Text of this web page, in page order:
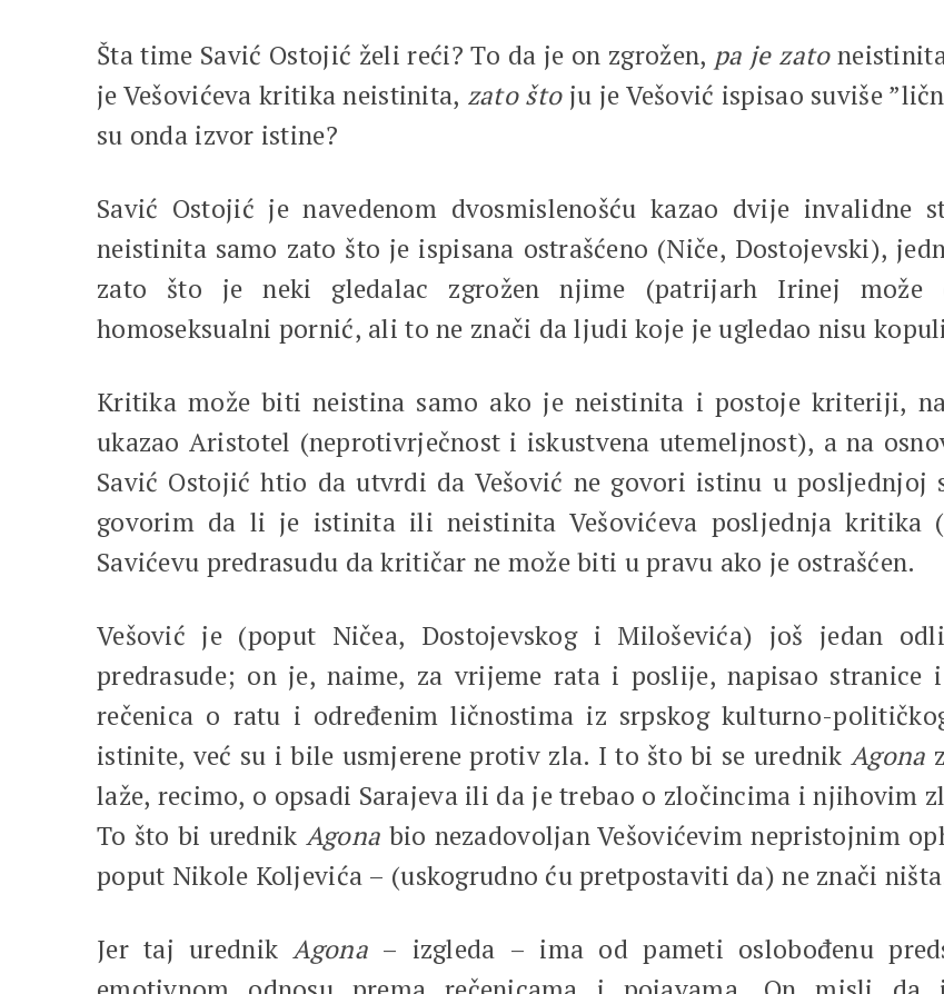
Šta time Savić Ostojić želi reći? To da je on zgrožen, pa je zato
je Vešovićeva kritika neistinita, zato što ju je Vešović ispisao suviše
su onda izvor istine?
Savić Ostojić je navedenom dvosmislenošću kazao dvije
neistinita samo zato što je ispisana ostrašćeno (Niče, Dostojevski),
zato što je neki gledalac zgrožen njime (patrijarh Irinej može
homoseksualni pornić, ali to ne znači da ljudi koje je ugledao nisu
Kritika može biti neistina samo ako je neistinita i postoje kriteriji,
ukazao Aristotel (neprotivrječnost i iskustvena utemeljnost), a na
Savić Ostojić htio da utvrdi da Vešović ne govori istinu u
govorim da li je istinita ili neistinita Vešovićeva posljednja kritika
Savićevu predrasudu da kritičar ne može biti u pravu ako je ostrašćen.
Vešović je (poput Ničea, Dostojevskog i Miloševića) još jedan
predrasude; on je, naime, za vrijeme rata i poslije, napisao stranice
rečenica o ratu i određenim ličnostima iz srpskog kulturno-
istinite, već su i bile usmjerene protiv zla. I to što bi se urednik Agona
laže, recimo, o opsadi Sarajeva ili da je trebao o zločincima i njihovim
To što bi urednik Agona bio nezadovoljan Vešovićevim nepristojnim
poput Nikole Koljevića – (uskogrudno ću pretpostaviti da) ne znači
Jer taj urednikAgona– izgleda – ima od pameti oslobođenu